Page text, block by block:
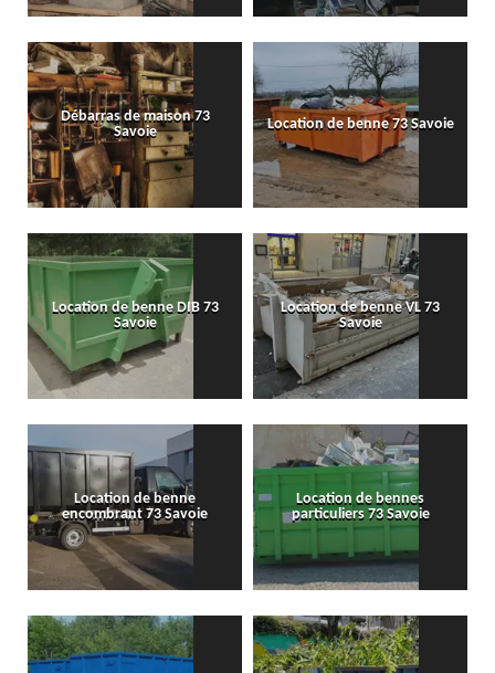
Débarras de maison 73
Savoie
Location de benne 73 Savoie
Location de benne DIB 73
Savoie
Location de benne VL 73
Savoie
Location de benne
encombrant 73 Savoie
Location de bennes
particuliers 73 Savoie